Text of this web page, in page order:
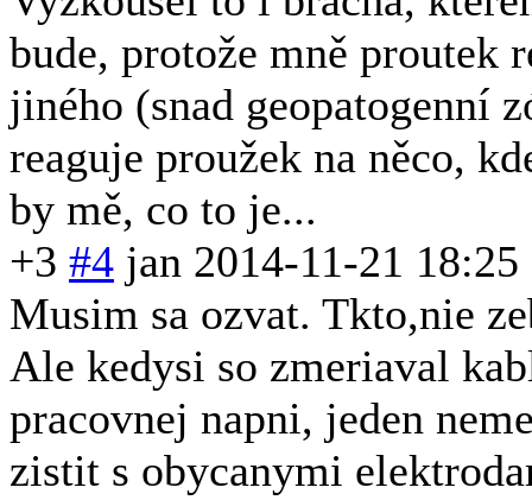
bude, protože mně proutek
jiného (snad geopatogenní
reaguje proužek na něco,
by mě, co to je...
+3 #4 jan 2014-11-21 18:25
Musim sa ozvat. Tkto,nie
Ale kedysi so zmeriaval
pracovnej napni, jeden
zistit s obycanymi